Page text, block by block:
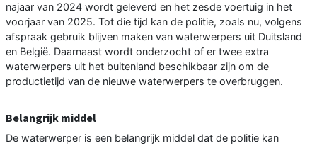
najaar van 2024 wordt geleverd en het zesde voertuig in het
voorjaar van 2025. Tot die tijd kan de politie, zoals nu, volgens
afspraak gebruik blijven maken van waterwerpers uit Duitsland
en België. Daarnaast wordt onderzocht of er twee extra
waterwerpers uit het buitenland beschikbaar zijn om de
productietijd van de nieuwe waterwerpers te overbruggen.
Belangrijk middel
De waterwerper is een belangrijk middel dat de politie kan